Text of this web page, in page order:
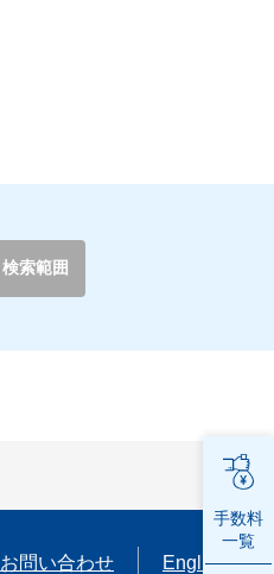
検索範囲
手数料
一覧
お問い合わせ English